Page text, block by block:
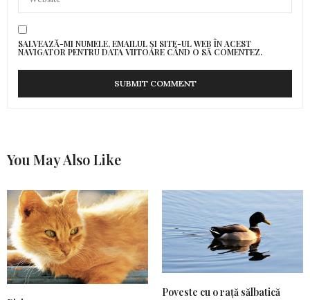
SALVEAZĂ-MI NUMELE, EMAILUL ȘI SITE-UL WEB ÎN ACEST
NAVIGATOR PENTRU DATA VIITOARE CÂND O SĂ COMENTEZ.
You May Also Like
Poveste cu o rață sălbatică